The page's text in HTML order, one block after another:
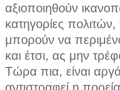
αξιοποιηθούν
κατηγορίες πολιτών,
μπορούν να
και έτσι, ας μην
Τώρα πια, είναι